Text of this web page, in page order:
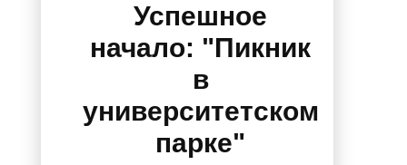
Успешное
начало: "Пикник
в
университетском
парке"